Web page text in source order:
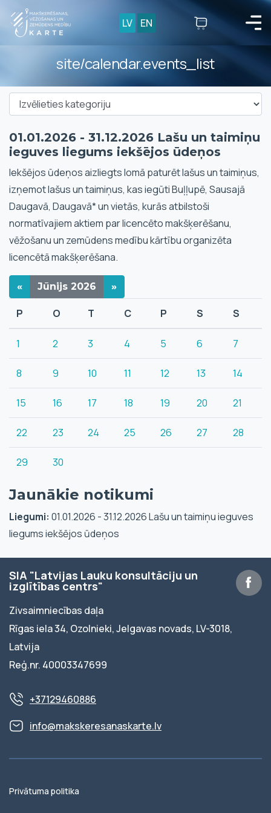
LV EN
site/calendar.events_list
01.01.2026 - 31.12.2026 Lašu un taimiņu
ieguves liegums iekšējos ūdeņos
Iekšējos ūdeņos aizliegts lomā paturēt lašus un taimiņus,
izņemot lašus un taimiņus, kas iegūti Buļļupē, Sausajā
Daugavā, Daugavā* un vietās, kurās atbilstoši
normatīvajiem aktiem par licencēto makšķerēšanu,
vēžošanu un zemūdens medību kārtību organizēta
licencētā makšķerēšana.
« Jūnijs 2026 »
P O T C P S S
1 2 3 4 5 6 7
8 9 10 11 12 13 14
15 16 17 18 19 20 21
22 23 24 25 26 27 28
29 30
Jaunākie notikumi
Liegumi: 01.01.2026 - 31.12.2026 Lašu un taimiņu ieguves
liegums iekšējos ūdeņos
SIA "Latvijas Lauku konsultāciju un
izglītības centrs"
Zivsaimniecības daļa
Rīgas iela 34, Ozolnieki, Jelgavas novads, LV-3018,
Latvija
Reģ.nr. 40003347699
+37129460886
info@makskeresanaskarte.lv
Privātuma politika